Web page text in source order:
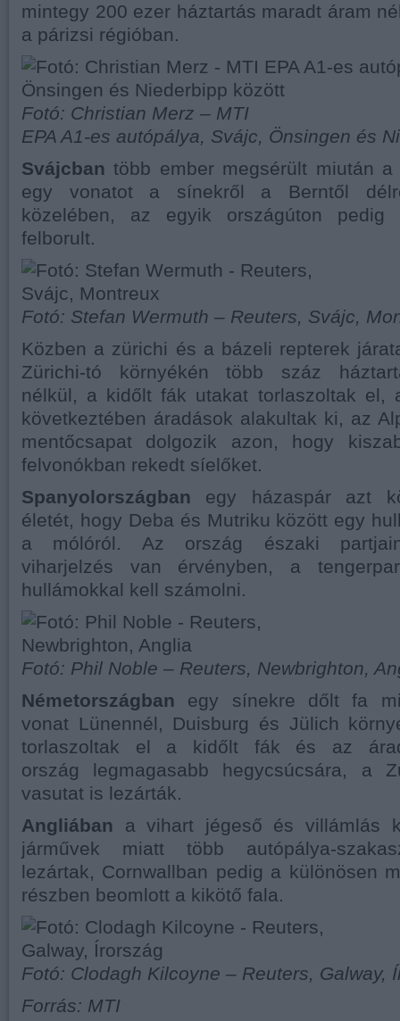
mintegy 200 ezer háztartás maradt áram
a párizsi régióban.
Fotó: Christian Merz – MTI
EPA A1-es autópálya, Svájc, Önsingen és
Svájcban több ember megsérült miután
egy vonatot a sínekről a Berntől
közelében, az egyik országúton
felborult.
Fotó: Stefan Wermuth – Reuters, Svájc,
Közben a zürichi és a bázeli repterek
Zürichi-tó környékén több száz
nélkül, a kidőlt fák utakat torlaszoltak el,
következtében áradások alakultak ki, az
mentőcsapat dolgozik azon, hogy
felvonókban rekedt síelőket.
Spanyolországban egy házaspár azt
életét, hogy Deba és Mutriku között egy
a mólóról. Az ország északi
viharjelzés van érvényben, a
hullámokkal kell számolni.
Fotó: Phil Noble – Reuters, Newbrighton,
Németországban egy sínekre dőlt fa
vonat Lünennél, Duisburg és Jülich
torlaszoltak el a kidőlt fák és az
ország legmagasabb hegycsúcsára, a
vasutat is lezárták.
Angliában a vihart jégeső és villámlás
járművek miatt több autópálya-
lezártak, Cornwallban pedig a különösen
részben beomlott a kikötő fala.
Fotó: Clodagh Kilcoyne – Reuters, Galway,
Forrás: MTI